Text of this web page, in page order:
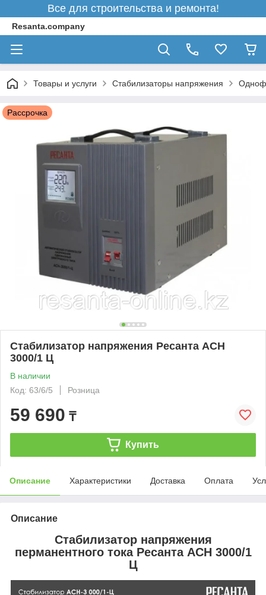
Все для строительства и ремонта!
Resanta.company
Товары и услуги Стабилизаторы напряжения
Рассрочка
Стабилизатор напряжения Ресанта АСН
3000/1 Ц
В наличии
Код: 63/6/5
Розница
59 690 ₸
Купить
Описание Характеристики Доставка Оплата
Описание
Стабилизатор напряжения
перманентного тока Ресанта АСН 3000/1
Ц